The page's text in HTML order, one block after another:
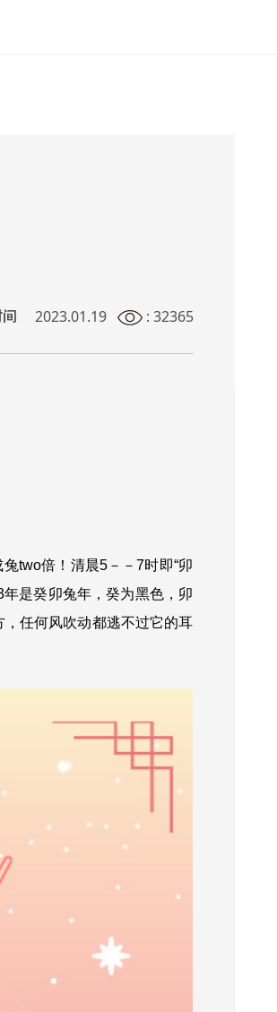
2023.01.19 : 32365
two倍！ 清晨5－－7时即“卯
年是癸卯兔年，癸为黑色，卯
任何风吹动都逃不过它的耳